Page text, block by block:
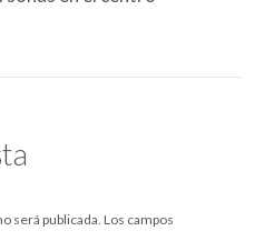
será publicada. Los campos